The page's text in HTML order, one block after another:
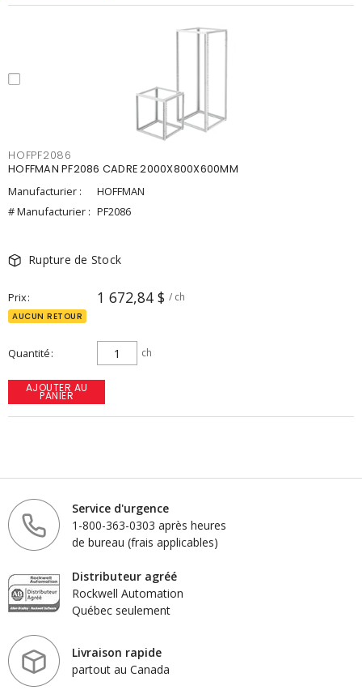
HOFPF2086
HOFFMAN PF2086 CADRE 2000X800X600MM
Manufacturier :
HOFFMAN
# Manufacturier : PF2086
Rupture de Stock
Prix 1 672,84 $ / ch
AUCUN RETOUR
Quantité ch
AJOUTER AU
PANIER
Service d'urgence
1-800-363-0303 après heures
de bureau (frais applicables)
Distributeur agréé
Rockwell Automation
Québec seulement
Livraison rapide
partout au Canada